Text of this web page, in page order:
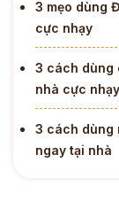
3 mẹo dùng
cực nhạy
3 cách dùng
nhà cực nhạy
3 cách dùng
ngay tại nhà